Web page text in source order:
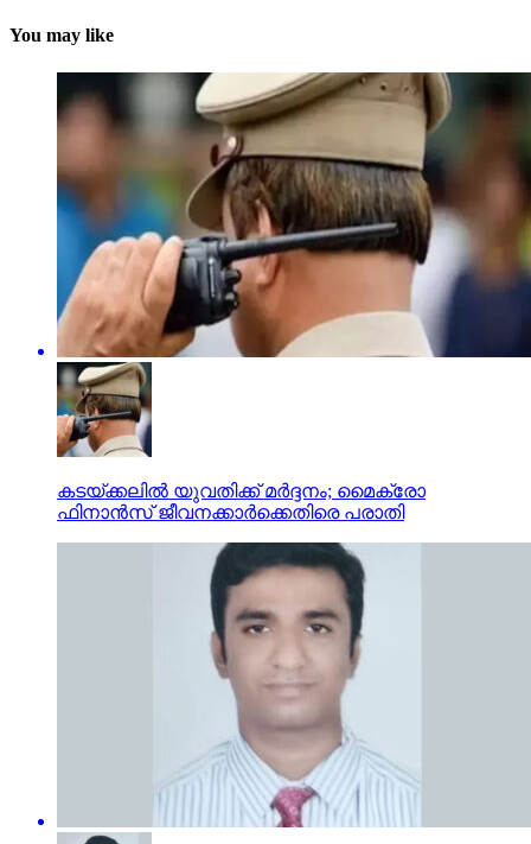
You may like
കടയ്ക്കലില്‍ യുവതിക്ക് മര്‍ദ്ദനം; മൈക്രോ
ഫിനാന്‍സ് ജീവനക്കാര്‍ക്കെതിരെ പരാതി